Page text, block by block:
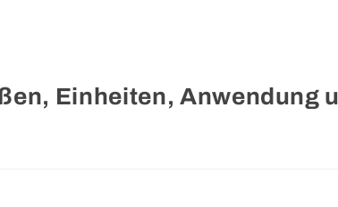
Einheiten, Anwendung